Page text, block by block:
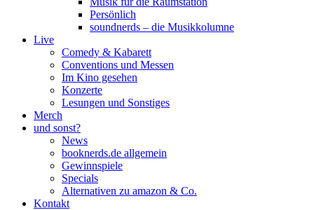
Persönlich
soundnerds – die Musikkolumne
Live
Comedy & Kabarett
Conventions und Messen
Im Kino gesehen
Konzerte
Lesungen und Sonstiges
Merch
und sonst?
News
booknerds.de allgemein
Gewinnspiele
Specials
Alternativen zu amazon & Co.
Kontakt